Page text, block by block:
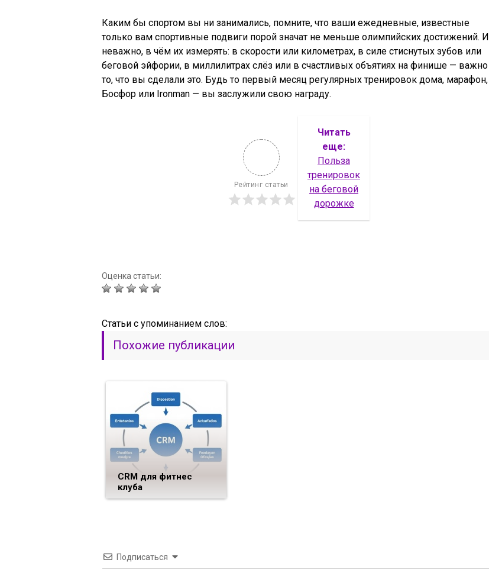
Каким бы спортом вы ни занимались, помните, что ваши ежедневные, известные
только вам спортивные подвиги порой значат не меньше олимпийских достижений. И
неважно, в чём их измерять: в скорости или километрах, в силе стиснутых зубов или
беговой эйфории, в миллилитрах слёз или в счастливых объятиях на финише — важно
то, что вы сделали это. Будь то первый месяц регулярных тренировок дома, марафон,
Босфор или Ironman — вы заслужили свою награду.
Рейтинг статьи
Читать
еще:
Польза
тренировок
на беговой
дорожке
Оценка статьи:
Статьи c упоминанием слов:
Похожие публикации
CRM для фитнес
клуба
Подписаться